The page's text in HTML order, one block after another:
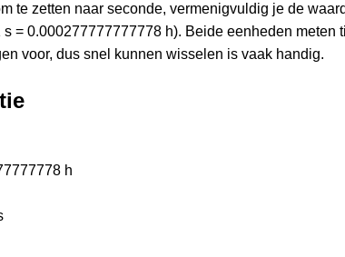
te zetten naar seconde, vermenigvuldig je de
= 0.000277777777778 h). Beide eenheden
voor, dus snel kunnen wisselen is vaak handig.
h